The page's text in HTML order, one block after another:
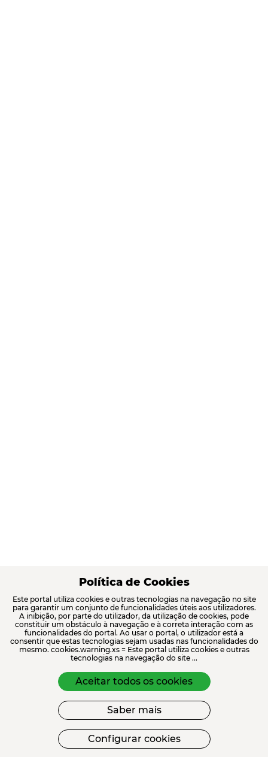
Política de Cookies
Este portal utiliza cookies e outras tecnologias na navegação no site
para garantir um conjunto de funcionalidades úteis aos utilizadores.
A inibição, por parte do utilizador, da utilização de cookies, pode
constituir um obstáculo à navegação e à correta interação com as
funcionalidades do portal. Ao usar o portal, o utilizador está a
consentir que estas tecnologias sejam usadas nas funcionalidades do
mesmo. cookies.warning.xs = Este portal utiliza cookies e outras
tecnologias na navegação do site ...
Aceitar todos os cookies
Saber mais
Configurar cookies